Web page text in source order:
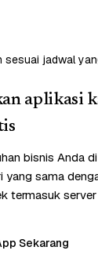
sesuai jadwal
aplikasi
bisnis Anda
yang sama
termasuk server
Sekarang